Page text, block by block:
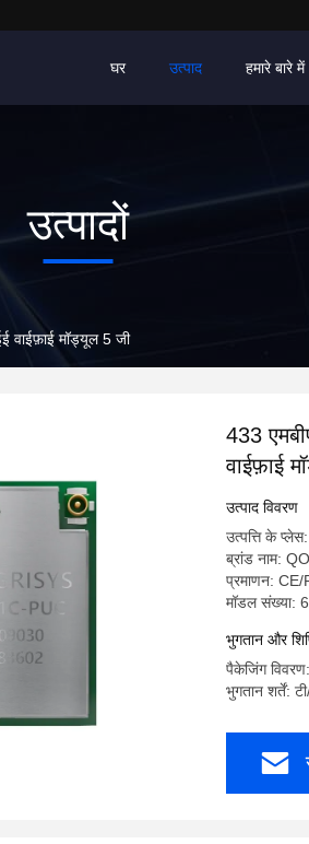
घर उत्पाद हमारे बारे में
उत्पादों
वाईफ़ाई मॉड्यूल 5 जी
433
वाईफ़ाई
उत्पाद विवरण
उत्पत्ति के
ब्रांड नाम:
प्रमाणन:
मॉडल संख्या:
भुगतान और
पैकेजिंग
भुगतान शर्तें: